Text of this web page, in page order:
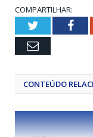
COMPARTILHAR:
Twitter
Email
CONTEÚDO